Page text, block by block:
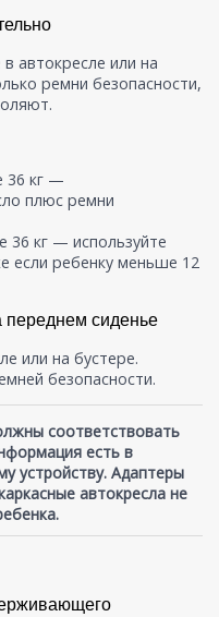
автокресле или на
ремни безопасности,
36 кг —
плюс ремни
кг — используйте
если ребенку меньше 12
переднем сиденье
или на бустере.
безопасности.
соответствовать
есть в
устройству. Адаптеры
автокресла не